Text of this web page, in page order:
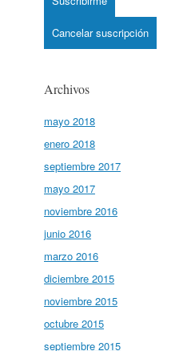
Archivos
mayo 2018
enero 2018
septiembre 2017
mayo 2017
noviembre 2016
junio 2016
marzo 2016
diciembre 2015
noviembre 2015
octubre 2015
septiembre 2015